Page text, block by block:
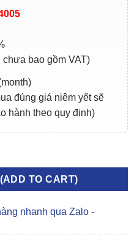
chưa bao gồm VAT)
đúng giá niêm yết sẽ
hành theo quy định)
số lượng
TO CART)
nhanh qua Zalo -